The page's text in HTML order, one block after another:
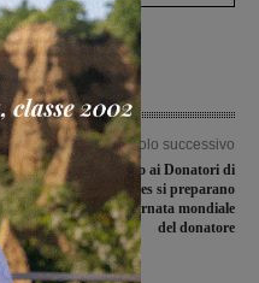
Articolo successivo
Un parco dedicato ai Donatori di
Sangue: a Loro i Fratres si preparano
così a festeggiare la giornata mondiale
del donatore